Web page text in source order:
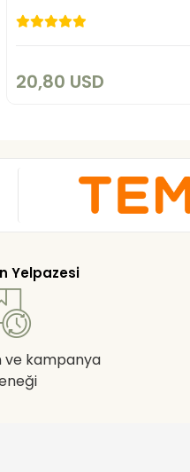
20,80 USD
20,80 USD
Yelpazesi
ve kampanya